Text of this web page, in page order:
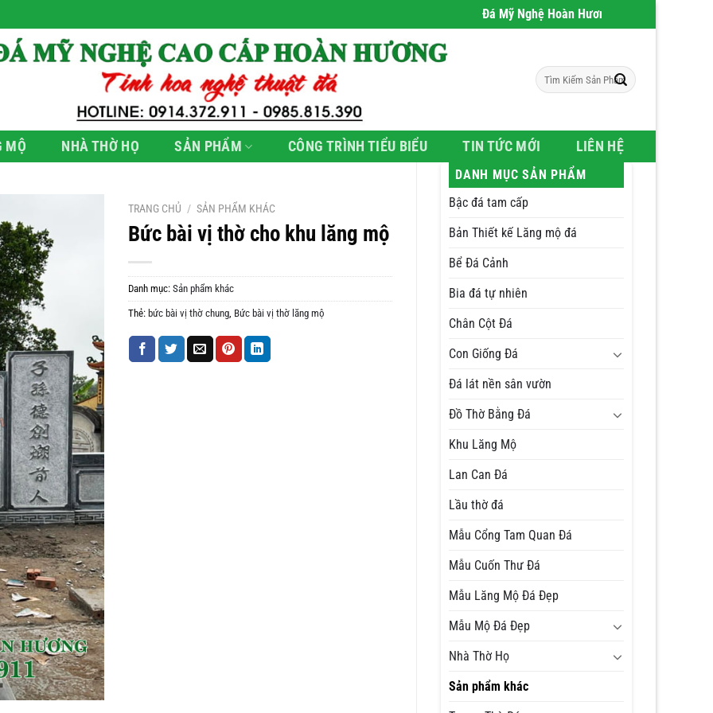
Đá Mỹ Nghệ Hoàn Hương- Chúng tôi chuyên
Tìm
kiếm:
MỘ NHÀ THỜ HỌ SẢN PHẨM CÔNG TRÌNH TIỂU BIỂU TIN TỨC MỚI LIÊN HỆ
DANH MỤC SẢN PHẨM
Bậc đá tam cấp
Bản Thiết kế Lăng mộ đá
Bể Đá Cảnh
Bia đá tự nhiên
Chân Cột Đá
Con Giống Đá
Đá lát nền sân vườn
Đồ Thờ Bằng Đá
Khu Lăng Mộ
Lan Can Đá
Lầu thờ đá
Mẫu Cổng Tam Quan Đá
Mẫu Cuốn Thư Đá
Mẫu Lăng Mộ Đá Đẹp
Mẫu Mộ Đá Đẹp
Nhà Thờ Họ
Sản phẩm khác
TRANG CHỦ / SẢN PHẨM KHÁC
Bức bài vị thờ cho khu lăng mộ
Danh mục: Sản phẩm khác
Thẻ: bức bài vị thờ chung, Bức bài vị thờ lăng mộ